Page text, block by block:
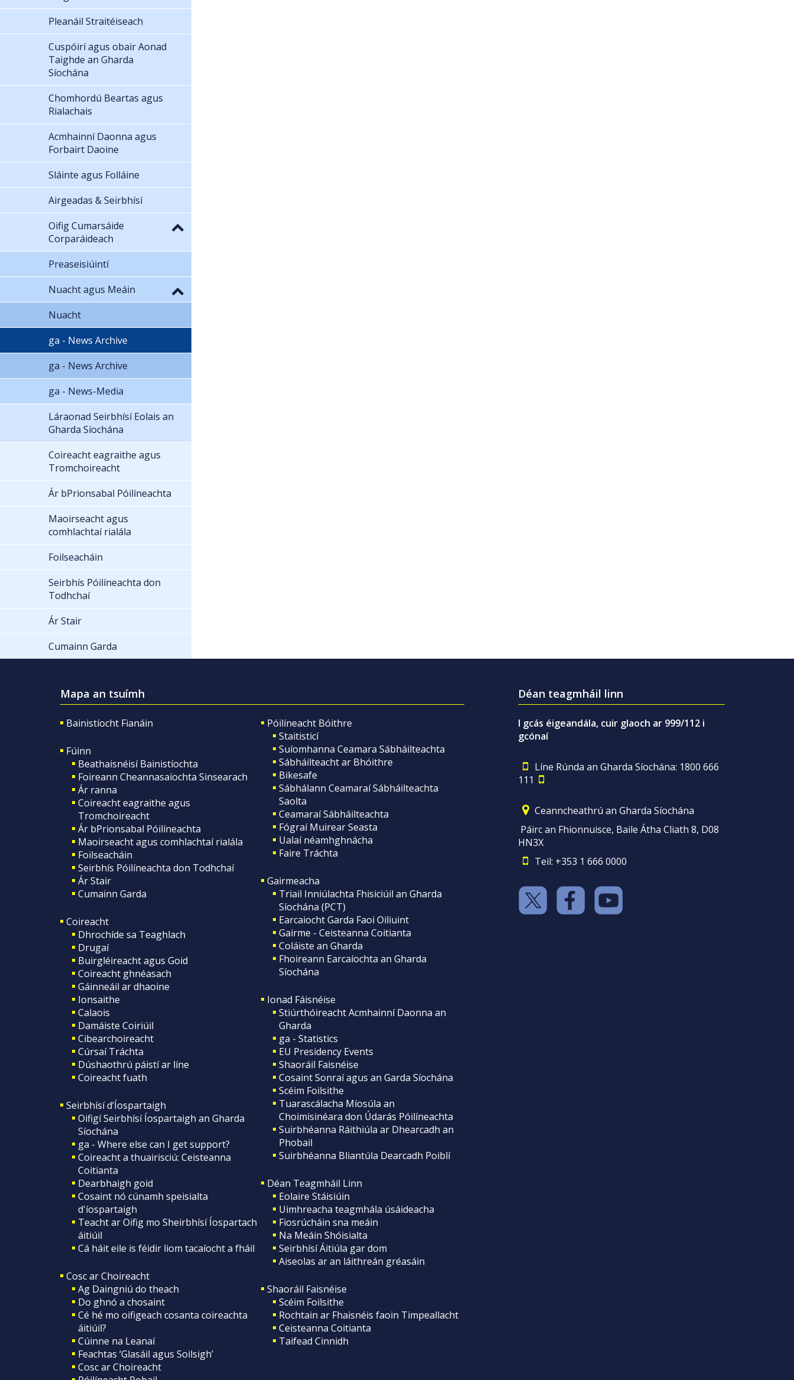
Pleanáil Straitéiseach
Cuspóirí agus obair Aonad
Taighde an Gharda
Síochána
Chomhordú Beartas agus
Rialachais
Acmhainní Daonna agus
Forbairt Daoine
Sláinte agus Folláine
Airgeadas & Seirbhísí
Oifig Cumarsáide
Corparáideach
Preaseisiúintí
Nuacht agus Meáin
Nuacht
ga - News Archive
ga - News Archive
ga - News-Media
Láraonad Seirbhísí Eolais an
Gharda Síochána
Coireacht eagraithe agus
Tromchoireacht
Ár bPrionsabal Póilíneachta
Maoirseacht agus
comhlachtaí rialála
Foilseacháin
Seirbhís Póilíneachta don
Todhchaí
Ár Stair
Cumainn Garda
Mapa an tsuímh
Bainistíocht Fianáin
Fúinn
Beathaisnéisí Bainistíochta
Foireann Cheannasaíochta Sinsearach
Ár ranna
Coireacht eagraithe agus
Tromchoireacht
Ár bPrionsabal Póilíneachta
Maoirseacht agus comhlachtaí rialála
Foilseacháin
Seirbhís Póilíneachta don Todhchaí
Ár Stair
Cumainn Garda
Coireacht
Dhrochíde sa Teaghlach
Drugaí
Buirgléireacht agus Goid
Coireacht ghnéasach
Gáinneáil ar dhaoine
Ionsaithe
Calaois
Damáiste Coiriúil
Cibearchoireacht
Cúrsaí Tráchta
Dúshaothrú páistí ar líne
Coireacht fuath
Seirbhísí d’Íospartaigh
Oifigí Seirbhísí Íospartaigh an Gharda
Síochána
ga - Where else can I get support?
Coireacht a thuairisciú: Ceisteanna
Coitianta
Dearbhaigh goid
Cosaint nó cúnamh speisialta
d'íospartaigh
Teacht ar Oifig mo Sheirbhísí Íospartach
áitiúil
Cá háit eile is féidir liom tacaíocht a fháil
Cosc ar Choireacht
Ag Daingniú do theach
Do ghnó a chosaint
Cé hé mo oifigeach cosanta coireachta
áitiúil?
Cúinne na Leanaí
Feachtas ‘Glasáil agus Soilsigh’
Cosc ar Choireacht
Póilíneacht Bóithre
Staitisticí
Suíomhanna Ceamara Sábháilteachta
Sábháilteacht ar Bhóithre
Bikesafe
Sábhálann Ceamaraí Sábháilteachta
Saolta
Ceamaraí Sábháilteachta
Fógraí Muirear Seasta
Ualaí néamhghnácha
Faire Tráchta
Gairmeacha
Triail Inniúlachta Fhisiciúil an Gharda
Síochána (PCT)
Earcaiocht Garda Faoi Oiliuint
Gairme - Ceisteanna Coitianta
Coláiste an Gharda
Fhoireann Earcaíochta an Gharda
Síochána
Ionad Fáisnéise
Stiúrthóireacht Acmhainní Daonna an
Gharda
ga - Statistics
EU Presidency Events
Shaoráil Faisnéise
Cosaint Sonraí agus an Garda Síochána
Scéim Foilsithe
Tuarascálacha Míosúla an
Choimisinéara don Údarás Póilíneachta
Suirbhéanna Ráithiúla ar Dhearcadh an
Phobail
Suirbhéanna Bliantúla Dearcadh Poiblí
Déan Teagmháil Linn
Eolaire Stáisiúin
Uimhreacha teagmhála úsáideacha
Fiosrúcháin sna meáin
Na Meáin Shóisialta
Seirbhísí Áitiúla gar dom
Aiseolas ar an láithreán gréasáin
Shaoráil Faisnéise
Scéim Foilsithe
Rochtain ar Fhaisnéis faoin Timpeallacht
Ceisteanna Coitianta
Taifead Cinnidh
Déan teagmháil linn
I gcás éigeandála, cuir glaoch ar 999/112 i
gcónaí
Líne Rúnda an Gharda Síochána: 1800 666
111
Ceanncheathrú an Gharda Síochána
Páirc an Fhionnuisce, Baile Átha Cliath 8, D08
HN3X
Teil: +353 1 666 0000